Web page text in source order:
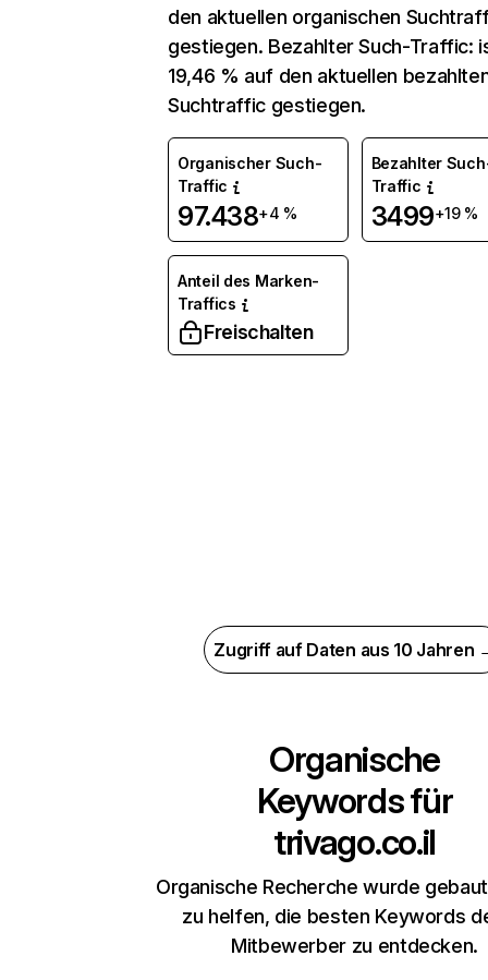
den aktuellen organischen
gestiegen. Bezahlter Such-Traffic:
19,46 % auf den aktuellen
Suchtraffic gestiegen.
Organischer Such-
Traffic
97.438+4 %
Bezahlter
Traffic
3499+19 %
Anteil des Marken-
Traffics
Freischalten
Zugriff auf Daten aus 10 Jahren
Organische
Keywords für
trivago.co.il
Organische Recherche wurde
zu helfen, die besten Keywords
Mitbewerber zu entdecken.